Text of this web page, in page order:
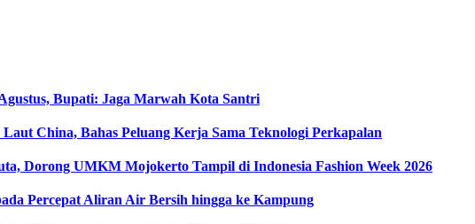
Bupati: Jaga Marwah Kota Santri
China, Bahas Peluang Kerja Sama Teknologi Perkapalan
Dorong UMKM Mojokerto Tampil di Indonesia Fashion Week 2026
Percepat Aliran Air Bersih hingga ke Kampung